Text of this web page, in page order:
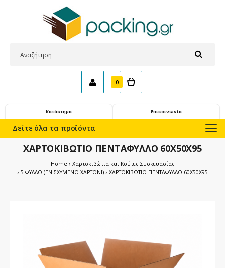
0
Κατάστημα Επικοινωνία
Δείτε όλα τα προϊόντα
ΧΑΡΤΟΚΙΒΩΤΙΟ ΠΕΝΤΑΦΥΛΛΟ 60X50X95
Home
Χαρτοκιβώτια και Κούτες Συσκευασίας
5 ΦΥΛΛΟ (ΕΝΙΣΧΥΜΕΝΟ ΧΑΡΤΟΝΙ)
ΧΑΡΤΟΚΙΒΩΤΙΟ ΠΕΝΤΑΦΥΛΛΟ 60X50X95